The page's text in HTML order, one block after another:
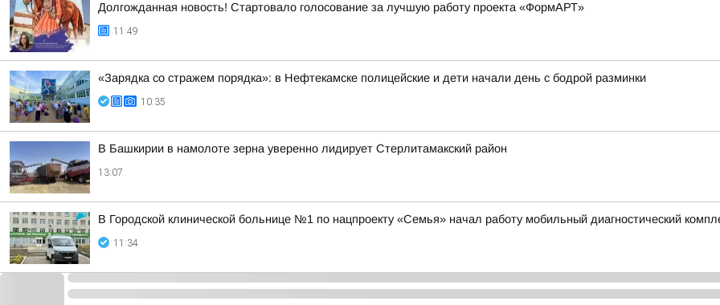
Долгожданная новость! Стартовало голосование за лучшую работу проекта «ФормАРТ»
11:49
«Зарядка со стражем порядка»: в Нефтекамске полицейские и дети начали день с бодрой разминки
10:35
В Башкирии в намолоте зерна уверенно лидирует Стерлитамакский район
13:07
В Городской клинической больнице №1 по нацпроекту «Семья» начал работу мобильный диагностический
11:34